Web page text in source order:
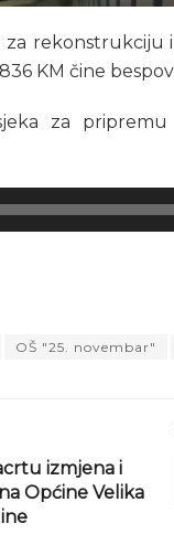
rekonstrukciju i
KM čine
za
OŠ "25. novembar"
izmjena i
Općine Velika